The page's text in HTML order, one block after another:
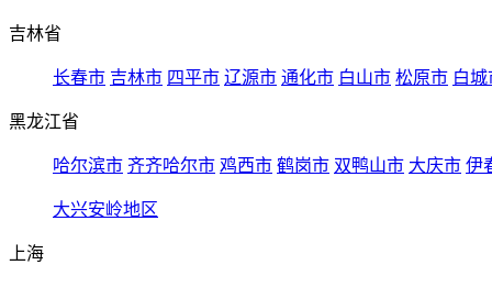
吉林省
长春市 吉林市 四平市 辽源市 通化市 白山市 松原市 白城
黑龙江省
哈尔滨市 齐齐哈尔市 鸡西市 鹤岗市 双鸭山市 大庆市 伊
大兴安岭地区
上海